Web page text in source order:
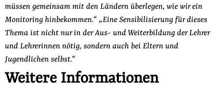
müssen gemeinsam mit den Ländern überlegen, wie wir ein
Monitoring hinbekommen.“ „Eine Sensibilisierung für dieses
Thema ist nicht nur in der Aus- und Weiterbildung der Lehrer
und Lehrerinnen nötig, sondern auch bei Eltern und
Jugendlichen selbst.“
Weitere Informationen